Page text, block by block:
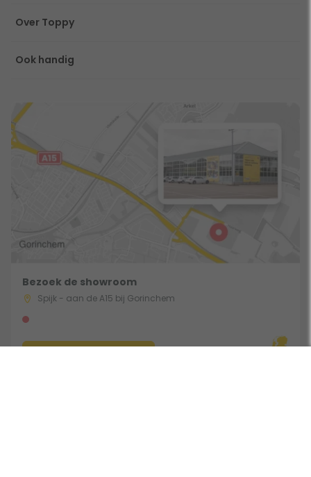
Over Toppy
Ook handig
Bezoek de showroom
Spijk - aan de A15 bij Gorinchem